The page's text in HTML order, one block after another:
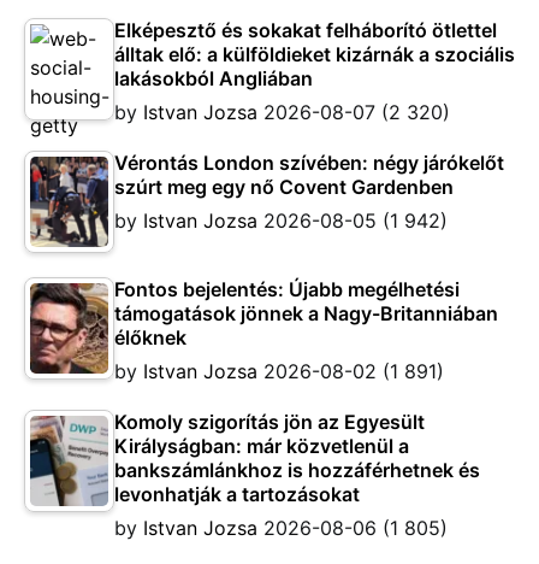
Elképesztő és sokakat felháborító ötlettel
álltak elő: a külföldieket kizárnák a szociális
lakásokból Angliában
by Istvan Jozsa 2026-08-07 (2 320)
Vérontás London szívében: négy járókelőt
szúrt meg egy nő Covent Gardenben
by Istvan Jozsa 2026-08-05 (1 942)
Fontos bejelentés: Újabb megélhetési
támogatások jönnek a Nagy-Britanniában
élőknek
by Istvan Jozsa 2026-08-02 (1 891)
Komoly szigorítás jön az Egyesült
Királyságban: már közvetlenül a
bankszámlánkhoz is hozzáférhetnek és
levonhatják a tartozásokat
by Istvan Jozsa 2026-08-06 (1 805)